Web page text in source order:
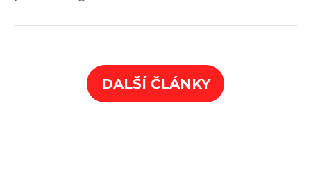
DALŠÍ ČLÁNKY